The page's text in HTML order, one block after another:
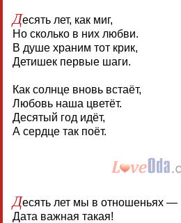
Десять лет, как миг,
Но сколько в них любви.
В душе храним тот крик,
Детишек первые шаги.
Как солнце вновь встаёт,
Любовь наша цветёт.
Десятый год идёт,
А сердце так поёт.
Десять лет мы в отношеньях —
Дата важная такая!